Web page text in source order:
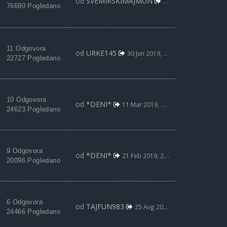
76690 Pogledano
11 Odgovora
22727 Pogledano
od URKE145 30 Jun 2019, 00:21
10 Odgovora
24623 Pogledano
od *DENI* 11 Mar 2019, 20:49
9 Odgovora
20096 Pogledano
od *DENI* 21 Feb 2019, 20:47
6 Odgovora
24466 Pogledano
od TAJFUN983 25 Avg 2018, 09:48